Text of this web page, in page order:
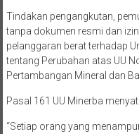
Tindakan pengangkutan,
tanpa dokumen resmi dan
pelanggaran berat terhadap
tentang Perubahan atas UU
Pertambangan Mineral dan
Pasal 161 UU Minerba
“Setiap orang yang